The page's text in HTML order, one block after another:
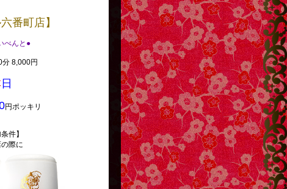
番町店】
べんと●
8,000円
日
円ポッキリ
件】
際に